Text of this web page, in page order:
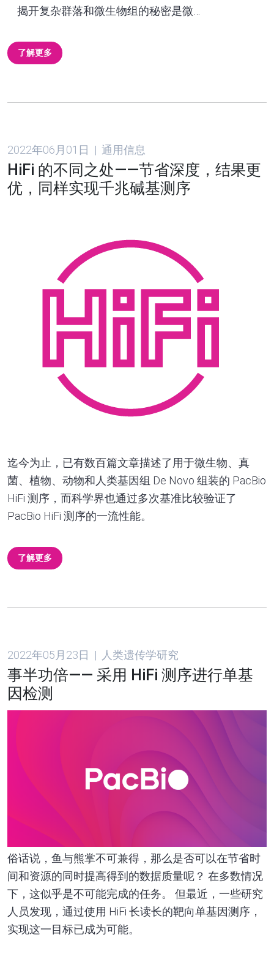
揭开复杂群落和微生物组的秘密是微…
了解更多
2022年06月01日 | 通用信息
HiFi 的不同之处——节省深度，结果更
优，同样实现千兆碱基测序
迄今为止，已有数百篇文章描述了用于微生物、真
菌、植物、动物和人类基因组 De Novo 组装的 PacBio
HiFi 测序，而科学界也通过多次基准比较验证了
PacBio HiFi 测序的一流性能。
了解更多
2022年05月23日 | 人类遗传学研究
事半功倍—— 采用 HiFi 测序进行单基
因检测
俗话说，鱼与熊掌不可兼得，那么是否可以在节省时
间和资源的同时提高得到的数据质量呢？ 在多数情况
下，这似乎是不可能完成的任务。 但最近，一些研究
人员发现，通过使用 HiFi 长读长的靶向单基因测序，
实现这一目标已成为可能。